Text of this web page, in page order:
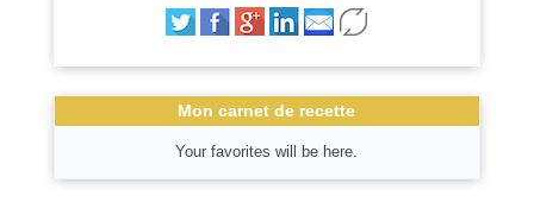
Mon carnet de recette
Your favorites will be here.